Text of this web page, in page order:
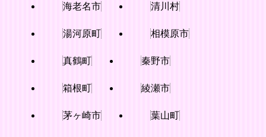
海老名市 清川村
湯河原町 相模原市
真鶴町 秦野市
箱根町 綾瀬市
茅ヶ崎市 葉山町